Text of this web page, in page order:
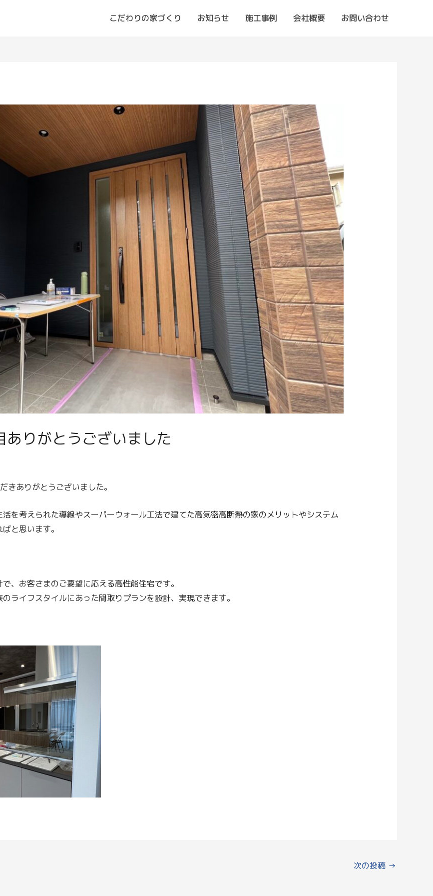
こだわりの家づくり お知らせ 施工事例 会社概要 お問い合わせ
りがとうございました
きありがとうございました。
を考えられた導線やスーパーウォール工法で建てた高気密高断熱の家のメリットやシステム
と思います。
、お客さまのご要望に応える高性能住宅です。
ライフスタイルにあった間取りプランを設計、実現できます。
次の投稿 →